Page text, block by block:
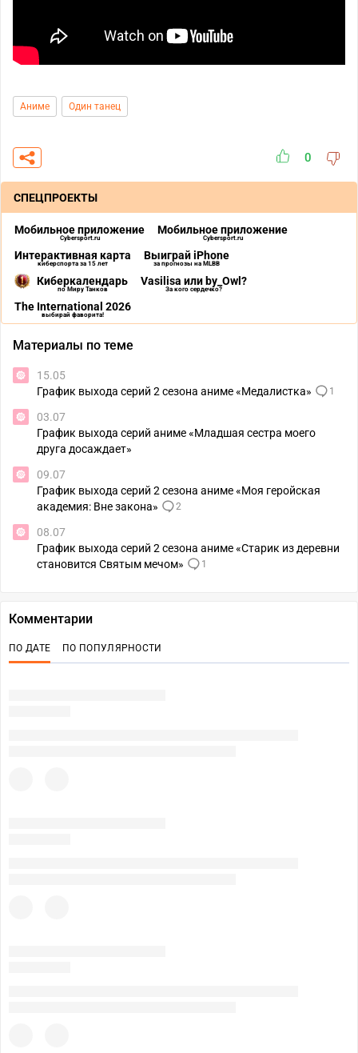
Аниме Один танец
0
СПЕЦПРОЕКТЫ
Мобильное приложение
Cybersport.ru
Мобильное приложение
Cybersport.ru
Интерактивная карта
киберспорта за 15 лет
Выиграй iPhone
за прогнозы на MLBB
Киберкалендарь
по Миру Танков
Vasilisa или by_Owl?
За кого сердечко?
The International 2026
выбирай фаворита!
Материалы по теме
15.05
График выхода серий 2 сезона аниме «Медалистка»
1
03.07
График выхода серий аниме «Младшая сестра моего
друга досаждает»
09.07
График выхода серий 2 сезона аниме «Моя геройская
академия: Вне закона»
2
08.07
График выхода серий 2 сезона аниме «Старик из деревни
становится Святым мечом»
1
Комментарии
ПО ДАТЕ ПО ПОПУЛЯРНОСТИ